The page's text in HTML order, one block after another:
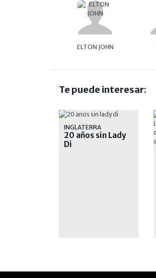
ELTON JOHN
Te puede interesar:
INGLATERRA
20 años sin Lady
Di